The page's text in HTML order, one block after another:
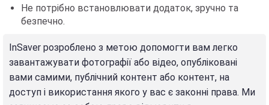
Не потрібно встановлювати додаток, зручно та
безпечно.
InSaver розроблено з метою допомогти вам легко
завантажувати фотографії або відео, опубліковані
вами самими, публічний контент або контент, на
доступ і використання якого у вас є законні права. Ми